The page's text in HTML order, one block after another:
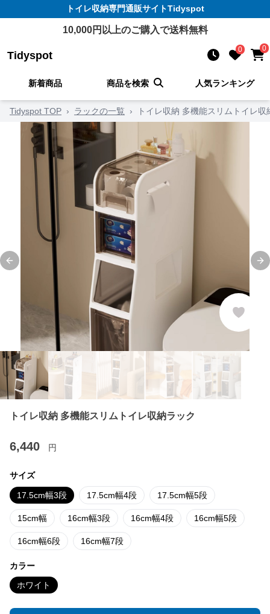
トイレ収納専門通販サイトTidyspot
10,000円以上のご購入で送料無料
Tidyspot 0 0
新着商品 商品を検索 人気ランキング
Tidyspot TOP › ラックの一覧 › トイレ収納 多機能スリムトイレ収
Previous slide
トイレ収納 多機能スリムトイレ収納ラック
6,440 円
サイズ
17.5cm幅3段 17.5cm幅4段 17.5cm幅5段
15cm幅 16cm幅3段 16cm幅4段 16cm幅5段
16cm幅6段 16cm幅7段
カラー
ホワイト